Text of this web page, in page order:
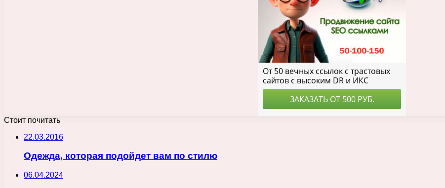
Стоит почитать
22.03.2016
Одежда, которая подойдет вам по стилю
06.04.2024